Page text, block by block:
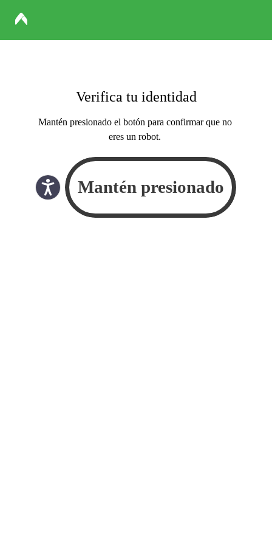
Verifica tu identidad
Mantén presionado el botón para confirmar que no
eres un robot.